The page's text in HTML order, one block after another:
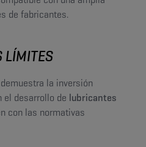
de fabricantes.
LÍMITES
la inversión
el desarrollo de lubricantes
con las normativas